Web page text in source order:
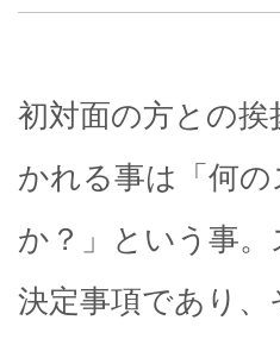
初対面の方との
かれる事は「何
か？」という事
決定事項であり